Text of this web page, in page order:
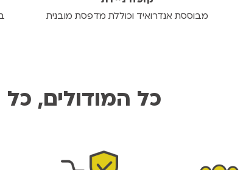
מבוססת אנדרואיד וכוללת מדפסת מובנית
כל המודולים,